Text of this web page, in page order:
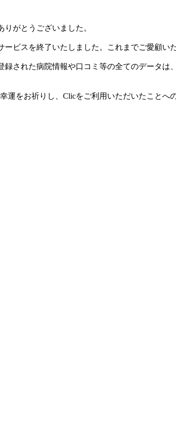
がとうございました。
ービスを終了いたしました。これまでご愛顧い
録された病院情報や口コミ等の全てのデータ
運をお祈りし、Clicをご利用いただいたことへ